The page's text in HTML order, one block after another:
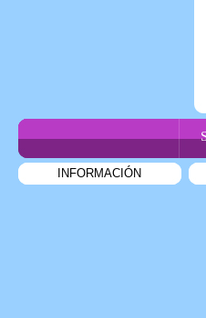
INFORMACIÓN